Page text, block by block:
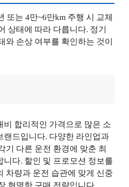
또는 4만~6만km 주행 시 교체
상태에 따라 다릅니다. 정기
와 손상 여부를 확인하는 것이
비 합리적인 가격으로 많은 소
랜드입니다. 다양한 라인업과
기 다른 운전 환경에 맞춘 최
니다. 할인 및 프로모션 정보를
차량과 운전 습관에 맞게 신중